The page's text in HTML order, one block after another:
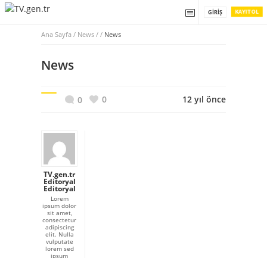
KAYIT OL
GIRIŞ
Ana Sayfa / News / / News
News
0 0 12 yıl önce
TV.gen.tr
Editoryal
Editoryal
Lorem
ipsum dolor
sit amet,
consectetur
adipiscing
elit. Nulla
vulputate
lorem sed
ipsum